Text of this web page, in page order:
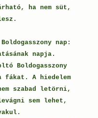
ha nem süt,
nap:
napja.
Boldogasszony
A hiedelem
szabad letörni,
sem lehet,